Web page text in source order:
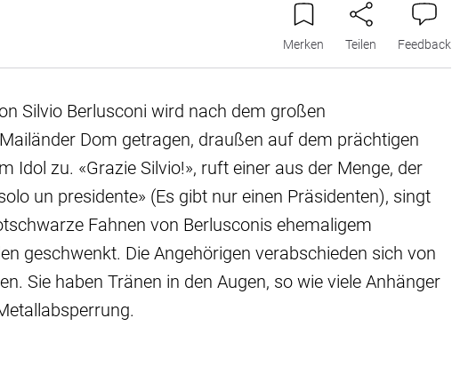
Merken Teilen Feedback
Silvio Berlusconi wird nach dem großen
Dom getragen, draußen auf dem prächtigen
Idol zu. «Grazie Silvio!», ruft einer aus der Menge, der
un presidente» (Es gibt nur einen Präsidenten), singt
Fahnen von Berlusconis ehemaligem
geschwenkt. Die Angehörigen verabschieden sich von
Sie haben Tränen in den Augen, so wie viele Anhänger